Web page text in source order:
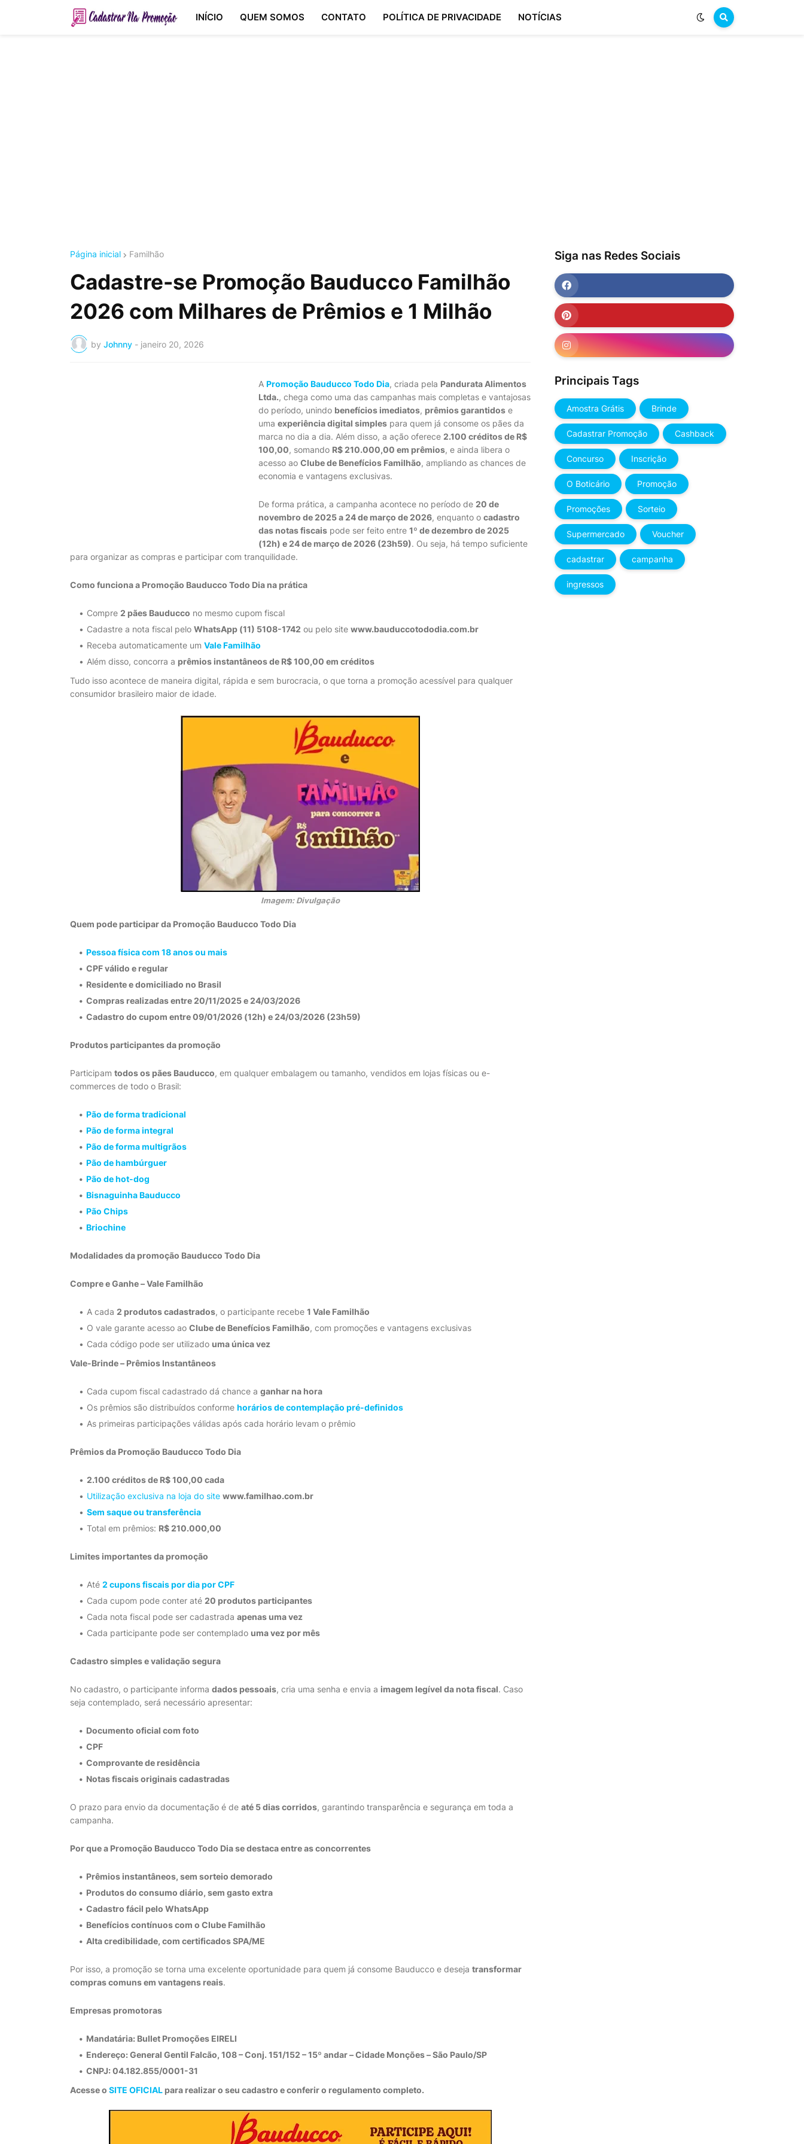
INÍCIO QUEM SOMOS CONTATO POLÍTICA DE PRIVACIDADE NOTÍCIAS
Página inicial Familhão
Cadastre-se Promoção Bauducco Familhão
2026 com Milhares de Prêmios e 1 Milhão
by Johnny - janeiro 20, 2026
A Promoção Bauducco Todo Dia, criada pela Pandurata Alimentos
Ltda., chega como uma das campanhas mais completas e vantajosas
do período, unindo benefícios imediatos, prêmios garantidos e
uma experiência digital simples para quem já consome os pães da
marca no dia a dia. Além disso, a ação oferece 2.100 créditos de R$
100,00, somando R$ 210.000,00 em prêmios, e ainda libera o
acesso ao Clube de Benefícios Familhão, ampliando as chances de
economia e vantagens exclusivas.
De forma prática, a campanha acontece no período de 20 de
novembro de 2025 a 24 de março de 2026, enquanto o cadastro
das notas fiscais pode ser feito entre 1º de dezembro de 2025
(12h) e 24 de março de 2026 (23h59). Ou seja, há tempo suficiente
para organizar as compras e participar com tranquilidade.
Como funciona a Promoção Bauducco Todo Dia na prática
Compre 2 pães Bauducco no mesmo cupom fiscal
Cadastre a nota fiscal pelo WhatsApp (11) 5108-1742 ou pelo site www.bauduccotododia.com.br
Receba automaticamente um Vale Familhão
Além disso, concorra a prêmios instantâneos de R$ 100,00 em créditos
Tudo isso acontece de maneira digital, rápida e sem burocracia, o que torna a promoção acessível para qualquer
consumidor brasileiro maior de idade.
Imagem: Divulgação
Quem pode participar da Promoção Bauducco Todo Dia
Pessoa física com 18 anos ou mais
CPF válido e regular
Residente e domiciliado no Brasil
Compras realizadas entre20/11/2025 e 24/03/2026
Cadastro do cupom entre09/01/2026 (12h) e 24/03/2026 (23h59)
Produtos participantes da promoção
Participam todos os pães Bauducco, em qualquer embalagem ou tamanho, vendidos em lojas físicas ou e-
commerces de todo o Brasil:
Pão de forma tradicional
Pão de forma integral
Pão de forma multigrãos
Pão de hambúrguer
Pão de hot-dog
Bisnaguinha Bauducco
Pão Chips
Briochine
Modalidades da promoção Bauducco Todo Dia
Compre e Ganhe – Vale Familhão
A cada 2 produtos cadastrados, o participante recebe 1 Vale Familhão
O vale garante acesso ao Clube de Benefícios Familhão, com promoções e vantagens exclusivas
Cada código pode ser utilizado uma única vez
Vale-Brinde – Prêmios Instantâneos
Cada cupom fiscal cadastrado dá chance a ganhar na hora
Os prêmios são distribuídos conforme horários de contemplação pré-definidos
As primeiras participações válidas após cada horário levam o prêmio
Prêmios da Promoção Bauducco Todo Dia
2.100 créditos de R$ 100,00 cada
Utilização exclusiva na loja do site www.familhao.com.br
Sem saque ou transferência
Total em prêmios: R$ 210.000,00
Limites importantes da promoção
Até 2 cupons fiscais por dia por CPF
Cada cupom pode conter até 20 produtos participantes
Cada nota fiscal pode ser cadastrada apenas uma vez
Cada participante pode ser contemplado uma vez por mês
Cadastro simples e validação segura
No cadastro, o participante informa dados pessoais, cria uma senha e envia a imagem legível da nota fiscal. Caso
seja contemplado, será necessário apresentar:
Documento oficial com foto
CPF
Comprovante de residência
Notas fiscais originais cadastradas
O prazo para envio da documentação é de até 5 dias corridos, garantindo transparência e segurança em toda a
campanha.
Por que a Promoção Bauducco Todo Dia se destaca entre as concorrentes
Prêmios instantâneos, sem sorteio demorado
Produtos do consumo diário, sem gasto extra
Cadastro fácil pelo WhatsApp
Benefícios contínuos com o Clube Familhão
Alta credibilidade, com certificados SPA/ME
Por isso, a promoção se torna uma excelente oportunidade para quem já consome Bauducco e deseja transformar
compras comuns em vantagens reais.
Empresas promotoras
Mandatária: Bullet Promoções EIRELI
Endereço: General Gentil Falcão, 108 – Conj. 151/152 – 15º andar – Cidade Monções – São Paulo/SP
CNPJ: 04.182.855/0001-31
Acesse o SITE OFICIAL para realizar o seu cadastro e conferir o regulamento completo.
Siga nas Redes Sociais
Principais Tags
Amostra Grátis Brinde
Cadastrar Promoção Cashback
Concurso Inscrição
O Boticário Promoção
Promoções Sorteio
Supermercado Voucher
cadastrar campanha
ingressos